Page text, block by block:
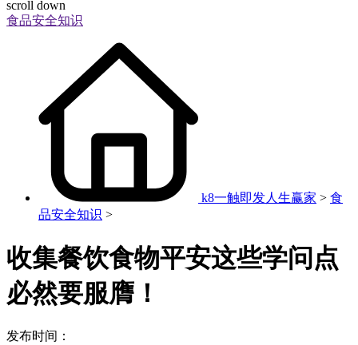
scroll down
食品安全知识
k8一触即发人生赢家 > 食
品安全知识 >
收集餐饮食物平安这些学问点
必然要服膺！
发布时间：